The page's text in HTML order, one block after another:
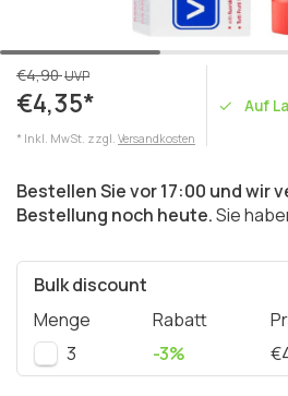
€4,90UVP
€4,35*
* Inkl. MwSt. zzgl. Versandkosten
Auf
Bestellen Sie vor 17:00 und wir
Bestellung noch heute.Sie
Bulk discount
Menge
Rabatt
3
-3%